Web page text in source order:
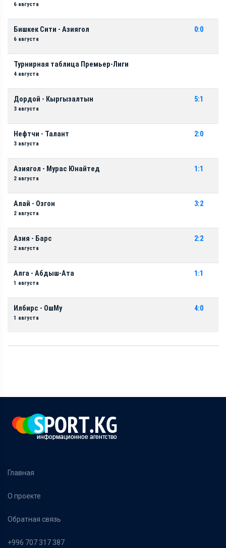
6 августа
Бишкек Сити - Азиягол
6 августа
0:0
Турнирная таблица Премьер-Лиги
4 августа
Дордой - Кыргызалтын
3 августа
5:1
Нефтчи - Талант
3 августа
2:0
Азиягол - Мурас Юнайтед
2 августа
1:1
Алай - Озгон
2 августа
3:2
Азия - Барс
2 августа
2:2
Алга - Абдыш-Ата
1 августа
1:1
Илбирс - ОшМу
1 августа
4:0
Главная
О проекте
Обратная связь
+996 707 317 387